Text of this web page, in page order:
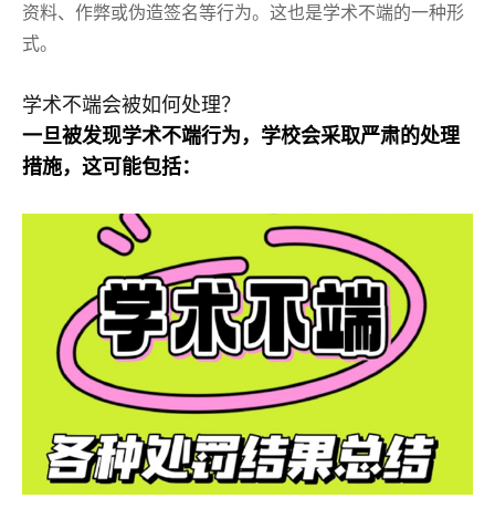
资料、作弊或伪造签名等行为。这也是学术不端的一种形
式。
学术不端会被如何处理？
一旦被发现学术不端行为，学校会采取严肃的处理
措施，这可能包括：